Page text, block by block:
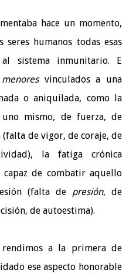
hace un momento,
humanos todas esas
al sistema inmunitario. E
vinculados a una
o aniquilada, como la
mismo, de fuerza, de
de vigor, de coraje, de
la fatiga crónica
de combatir aquello
(falta de presión, de
de autoestima).
a la primera de
ese aspecto honorable